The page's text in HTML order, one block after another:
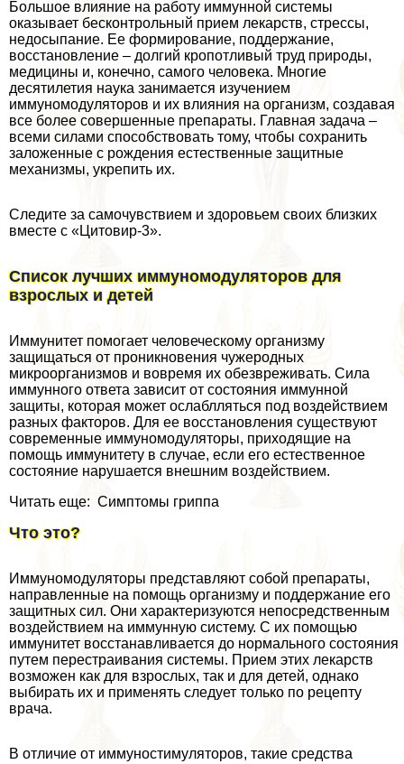
Большое влияние на работу иммунной системы
оказывает бесконтрольный прием лекарств, стрессы,
недосыпание. Ее формирование, поддержание,
восстановление – долгий кропотливый труд природы,
медицины и, конечно, самого человека. Многие
десятилетия наука занимается изучением
иммуномодуляторов и их влияния на организм, создавая
все более совершенные препараты. Главная задача –
всеми силами способствовать тому, чтобы сохранить
заложенные с рождения естественные защитные
механизмы, укрепить их.
Следите за самочувствием и здоровьем своих близких
вместе с «Цитовир-3».
Список лучших иммуномодуляторов для
взрослых и детей
Иммунитет помогает человеческому организму
защищаться от проникновения чужеродных
микроорганизмов и вовремя их обезвреживать. Сила
иммунного ответа зависит от состояния иммунной
защиты, которая может ослаблляться под воздействием
разных факторов. Для ее восстановления существуют
современные иммуномодуляторы, приходящие на
помощь иммунитету в случае, если его естественное
состояние нарушается внешним воздействием.
Читать еще: Симптомы гриппа
Что это?
Иммуномодуляторы представляют собой препараты,
направленные на помощь организму и поддержание его
защитных сил. Они хаpaктеризуются непосредственным
воздействием на иммунную систему. С их помощью
иммунитет восстанавливается до нормального состояния
путем перестраивания системы. Прием этих лекарств
возможен как для взрослых, так и для детей, однако
выбирать их и применять следует только по рецепту
врача.
В отличие от иммуностимуляторов, такие средства